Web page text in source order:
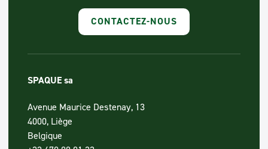
CONTACTEZ-NOUS
SPAQUE sa
Avenue Maurice Destenay, 13
4000, Liège
Belgique